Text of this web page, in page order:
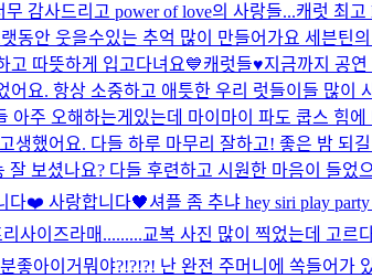
감사드리고 power of love의 사랑들...캐럿 최고
동안 웃을수있는 추억 많이 만들어가요 세븐틴
고 따뜻하게 입고다녀요💙캐럿들♥️지금까지 공
요. 항상 소중하고 애틋한 우리 럿들이들 많이
아주 오해하는게있는데 마이마이 파도 쿱스 힘
생했어요. 다들 하루 마무리 잘하고! 좋은 밤 되
잘 보셨나요? 다들 후련하고 시원한 마음이 들었
다❤️ 사랑합니다🖤셔플 좀 추냐 hey siri play
사이즈라매.........교복 사진 많이 찍었는데 고르
좋아이거뭐야?!?!?! 난 완전 주머니에 쏙들어가